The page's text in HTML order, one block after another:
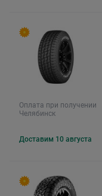
Оплата при получении
Челябинск
Доставим 10 августа